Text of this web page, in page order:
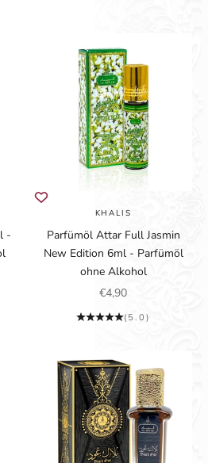
-
KHALIS
Parfümöl Attar Full Jasmin
New Edition 6ml - Parfümöl
ohne Alkohol
Angebot
€4,90
(5.0)